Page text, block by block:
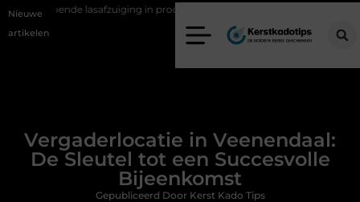
Nieuwe
artikelen
in productiebedrijven Zo voorkom je greenwashing bij
Vergaderlocatie in Veenendaal:
De Sleutel tot een Succesvolle
Bijeenkomst
Gepubliceerd Door Kerst Kado Tips